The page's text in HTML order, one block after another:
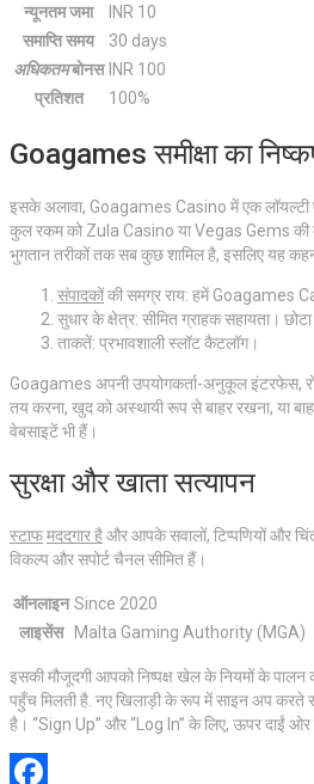
न्यूनतम जमा
INR 10
समाप्ति समय
30 days
अधिकतमबोनस INR 100
प्रतिशत
100%
Goagames समीक्षा का
इसके अलावा, Goagames Casino में एक लॉयल्टी
कुल रकम को Zula Casino या Vegas Gems की
भुगतान तरीकों तक सब कुछ शामिल है, इसलिए यह
संपादकोंकी समग्र राय: हमें Goagames
सुधार के क्षेत्र: सीमित ग्राहक सहायता।
ताकतें: प्रभावशाली स्लॉट कैटलॉग।
Goagames अपनी उपयोगकर्ता-अनुकूल इंटरफेस,
तय करना, खुद को अस्थायी रूप से बाहर रखना, या
वेबसाइटें भी हैं।
सुरक्षा और खाता सत्यापन
स्टाफमददगार हैऔर आपके सवालों, टिप्पणियों और
विकल्प और सपोर्ट चैनल सीमित हैं।
ऑनलाइन Since 2020
लाइसेंस
Malta Gaming Authority (MGA)
इसकी मौजूदगी आपको निष्पक्ष खेल के नियमों के
पहुँच मिलती है. नए खिलाड़ी के रूप में साइन अप करते
है। “Sign Up” और “Log In” के लिए, ऊपर दाईं